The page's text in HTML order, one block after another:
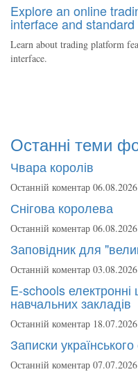
Explore an online
interface and standard
Learn about trading platform
interface.
Останні теми
Чвара королів
Останній коментар
Снігова королева
Останній коментар
Заповідник для
Останній коментар
E-schools
навчальних закладів
Останній коментар
Записки
Останній коментар